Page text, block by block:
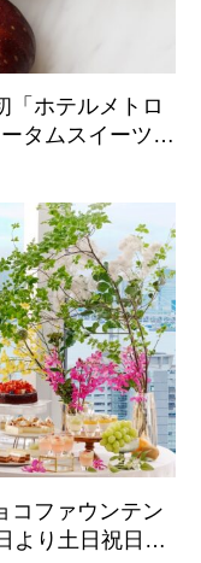
「ホテルメトロ
タムスイーツビ
コファウンテン
より土日祝日限